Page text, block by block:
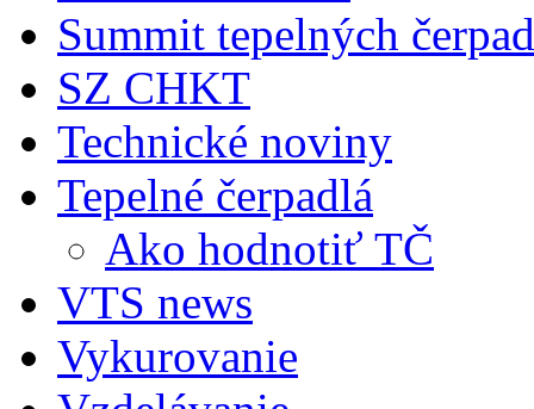
Summit tepelných
SZ CHKT
Technické noviny
Tepelné čerpadlá
Ako hodnotiť TČ
VTS news
Vykurovanie